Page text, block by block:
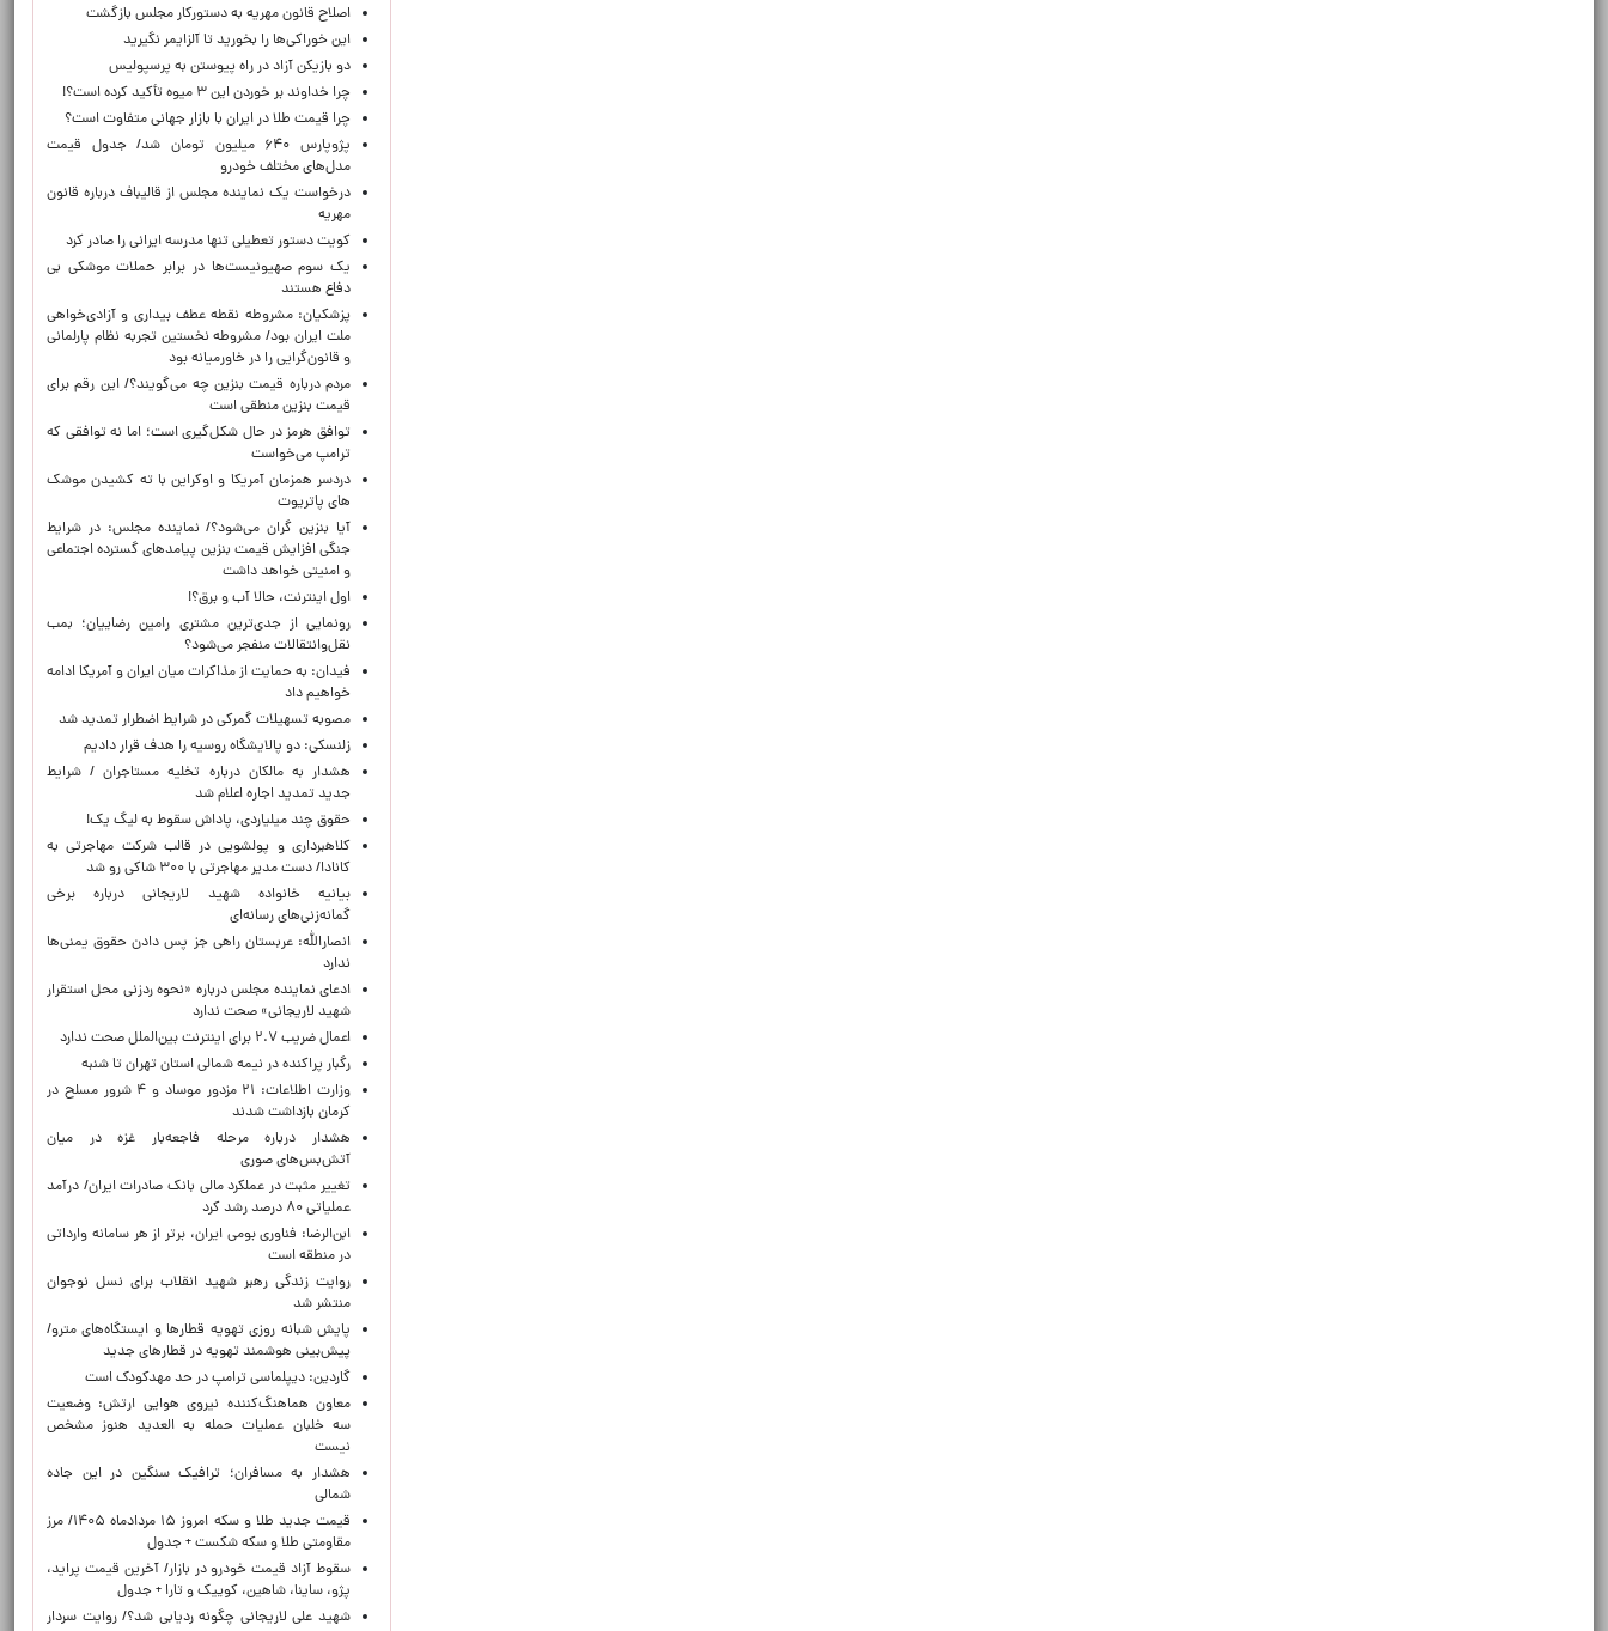
اصلاح قانون مهریه به دستورکار مجلس بازگشت
این خوراکی‌ها را بخورید تا آلزایمر نگیرید
دو بازیکن آزاد در راه پیوستن به پرسپولیس
چرا خداوند بر خوردن این ۳ میوه تأکید کرده است؟!
چرا قیمت طلا در ایران با بازار جهانی متفاوت است؟
پژوپارس ۶۴۰ میلیون تومان شد/ جدول قیمت
مدل‌های مختلف خودرو
درخواست یک نماینده مجلس از قالیباف درباره قانون
مهریه
کویت دستور تعطیلی تنها مدرسه ایرانی را صادر کرد
یک‌ سوم صهیونیست‌ها در برابر حملات موشکی بی
دفاع هستند
پزشکیان: مشروطه نقطه عطف بیداری و آزادی‌خواهی
ملت ایران بود/ مشروطه نخستین تجربه نظام پارلمانی
و قانون‌گرایی را در خاورمیانه بود
مردم درباره قیمت بنزین چه می‌گویند؟/ این رقم برای
قیمت بنزین منطقی است
توافق هرمز در حال شکل‌گیری است؛ اما نه توافقی که
ترامپ می‌خواست
دردسر همزمان آمریکا و اوکراین با ته کشیدن موشک
های پاتریوت
آیا بنزین گران می‌شود؟/ نماینده مجلس: در شرایط
جنگی افزایش قیمت بنزین پیامدهای گسترده اجتماعی
و امنیتی خواهد داشت
اول اینترنت، حالا آب و برق؟!
رونمایی از جدی‌ترین مشتری رامین رضاییان؛ بمب
نقل‌وانتقالات منفجر می‌شود؟
فیدان: به حمایت از مذاکرات میان ایران و آمریکا ادامه
خواهیم داد
مصوبه تسهیلات گمرکی در شرایط اضطرار تمدید شد
زلنسکی: دو پالایشگاه روسیه را هدف قرار دادیم
هشدار به مالکان درباره تخلیه مستاجران / شرایط
جدید تمدید اجاره اعلام شد
حقوق چند میلیاردی، پاداش سقوط به لیگ یک!
کلاهبرداری و پولشویی در قالب شرکت مهاجرتی به
کانادا/ دست مدیر مهاجرتی با ۳۰۰ شاکی رو شد
بیانیه خانواده شهید لاریجانی درباره برخی
گمانه‌زنی‌های رسانه‌ای
انصارالله: عربستان راهی جز پس دادن حقوق یمنی‌ها
ندارد
ادعای نماینده مجلس درباره «نحوه ردزنی محل استقرار
شهید لاریجانی» صحت ندارد
اعمال ضریب ۲.۷ برای اینترنت بین‌الملل صحت ندارد
رگبار پراکنده در نیمه شمالی استان تهران تا شنبه
وزارت اطلاعات: ۲۱ مزدور موساد و ۴ شرور مسلح در
کرمان بازداشت شدند
هشدار درباره مرحله فاجعه‌بار غزه در میان
آتش‌بس‌های صوری
تغییر مثبت در عملکرد مالی بانک صادرات ایران/ درآمد
عملیاتی ۸۰ درصد رشد کرد
ابن‌الرضا: فناوری بومی ایران، برتر از هر سامانه وارداتی
در منطقه است
روایت زندگی رهبر شهید انقلاب برای نسل نوجوان
منتشر شد
پایش شبانه روزی تهویه قطارها و ایستگاه‌های مترو/
پیش‌بینی هوشمند تهویه در قطارهای جدید
گاردین: دیپلماسی ترامپ در حد مهدکودک است
معاون هماهنگ‌کننده نیروی هوایی ارتش: وضعیت
سه خلبان عملیات حمله به العدید هنوز مشخص
نیست
هشدار به مسافران؛ ترافیک سنگین در این جاده
شمالی
قیمت جدید طلا و سکه امروز ۱۵ مردادماه ۱۴۰۵/ مرز
مقاومتی طلا و سکه شکست + جدول
سقوط آزاد قیمت خودرو در بازار/ آخرین قیمت پراید،
پژو، ساینا، شاهین، کوییک و تارا + جدول
شهید علی لاریجانی چگونه ردیابی شد؟/ روایت سردار